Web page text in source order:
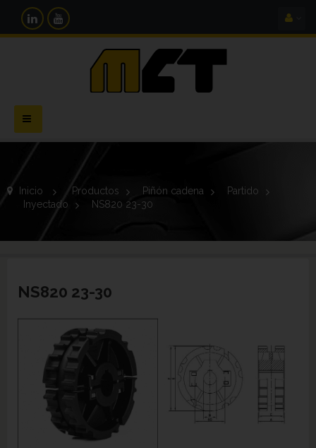
Navegación
Toggle
Inicio > Productos > Piñón cadena >
Partido
Inyectado > NS820 23-30
NS820 23-30